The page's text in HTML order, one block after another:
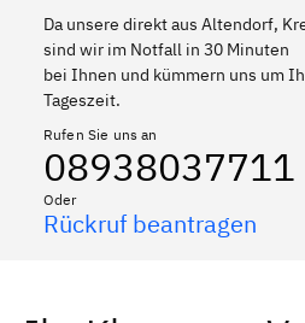
Da unsere direkt aus Altendorf,
sind wir im Notfall in 30 Minuten
bei Ihnen und kümmern uns um
Tageszeit.
Rufen Sie uns an
08938037711
Oder
Rückruf beantragen